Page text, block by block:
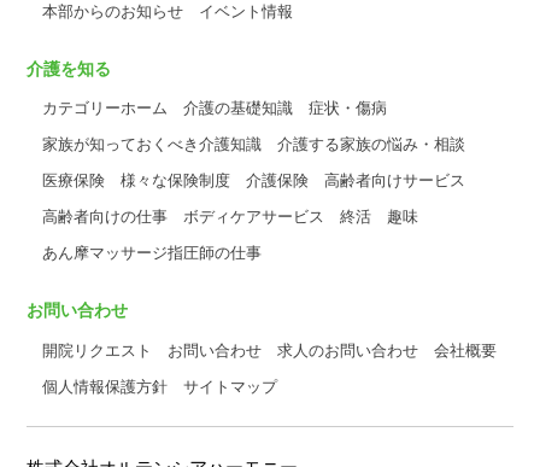
本部からのお知らせ
イベント情報
介護を知る
カテゴリーホーム 介護の基礎知識
症状・傷病
家族が知っておくべき介護知識
介護する家族の悩み・相談
医療保険
様々な保険制度 介護保険
高齢者向けサービス
高齢者向けの仕事
ボディケアサービス 終活
趣味
あん摩マッサージ指圧師の仕事
お問い合わせ
開院リクエスト お問い合わせ 求人のお問い合わせ
会社概要
個人情報保護方針
サイトマップ